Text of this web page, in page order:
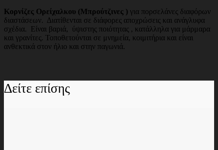
Κορνίζες Ορείχαλκου (Μπρούτζινες ) για πορσελάνες διαφόρων
διαστάσεων. Διατίθενται σε διάφορες αποχρώσεις και ανάγλυφα
σχέδια. Είναι βαριά, ύψιστης ποιότητας , κατάλληλα για μάρμαρα
και γρανίτες. Τοποθετούνται σε μνημεία, κοιμιτήρια και είναι
ανθεκτικά στον ήλιο και στην παγωνιά.
Δείτε επίσης